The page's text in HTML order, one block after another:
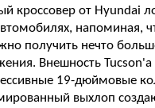
кроссовер от Hyundai
напоминая,
получить нечто
Внешность
19-дюймовые
выхлоп